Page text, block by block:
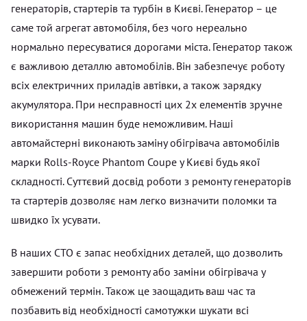
генераторів, стартерів та турбін в Києві. Генератор – це
саме той агрегат автомобіля, без чого нереально
нормально пересуватися дорогами міста. Генератор також
є важливою деталлю автомобілів. Він забезпечує роботу
всіх електричних приладів автівки, а також зарядку
акумулятора. При несправності цих 2х елементів зручне
використання машин буде неможливим. Наші
автомайстерні виконають заміну обігрівача автомобілів
марки Rolls-Royce Phantom Coupe у Києві будь якої
складності. Суттєвий досвід роботи з ремонту генераторів
та стартерів дозволяє нам легко визначити поломки та
швидко їх усувати.
В наших СТО є запас необхідних деталей, що дозволить
завершити роботи з ремонту або заміни обігрівача у
обмежений термін. Також це заощадить ваш час та
позбавить від необхідності самотужки шукати всі